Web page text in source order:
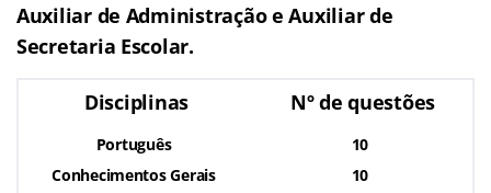
Auxiliar de Administração e Auxiliar de
Secretaria Escolar.
Disciplinas Nº de questões
Português
Conhecimentos Gerais
10
10